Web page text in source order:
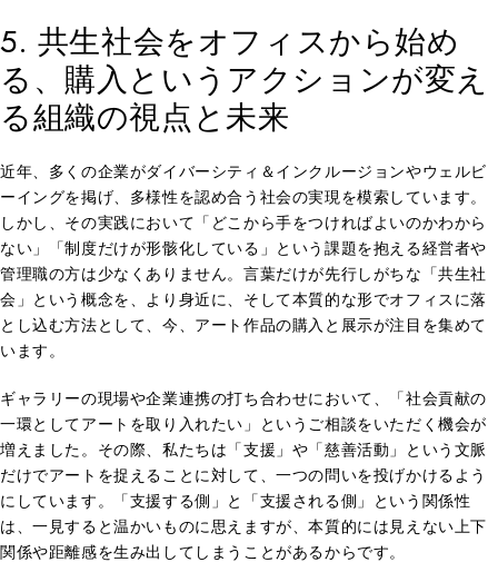
5. 共生社会をオフィスから始め
る、購入というアクションが変え
る組織の視点と未来
近年、多くの企業がダイバーシティ＆インクルージョンやウェルビ
ーイングを掲げ、多様性を認め合う社会の実現を模索しています。
しかし、その実践において「どこから手をつければよいのかわから
ない」「制度だけが形骸化している」という課題を抱える経営者や
管理職の方は少なくありません。言葉だけが先行しがちな「共生社
会」という概念を、より身近に、そして本質的な形でオフィスに落
とし込む方法として、今、アート作品の購入と展示が注目を集めて
います。
ギャラリーの現場や企業連携の打ち合わせにおいて、「社会貢献の
一環としてアートを取り入れたい」というご相談をいただく機会が
増えました。その際、私たちは「支援」や「慈善活動」という文脈
だけでアートを捉えることに対して、一つの問いを投げかけるよう
にしています。「支援する側」と「支援される側」という関係性
は、一見すると温かいものに思えますが、本質的には見えない上下
関係や距離感を生み出してしまうことがあるからです。